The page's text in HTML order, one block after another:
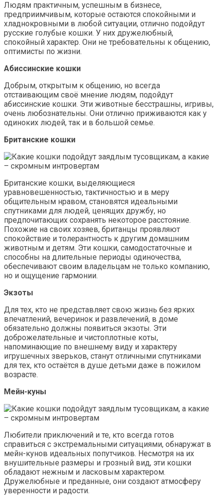
Людям практичным, успешным в бизнесе,
предприимчивым, которые остаются спокойными и
хладнокровными в любой ситуации, отлично подойдут
русские голубые кошки. У них дружелюбный,
спокойный характер. Они не требовательны к общению,
оптимисты по жизни.
Абиссинские кошки
Добрым, открытым к общению, но всегда
отстаивающим своё мнение людям, подойдут
абиссинские кошки. Эти животные бесстрашны, игривы,
очень любознательны. Они отлично приживаются как у
одиноких людей, так и в большой семье.
Британские кошки
Британские кошки, выделяющиеся
уравновешенностью, тактичностью и в меру
общительным нравом, становятся идеальными
спутниками для людей, ценящих дружбу, но
предпочитающих сохранять некоторое расстояние.
Похожие на своих хозяев, британцы проявляют
спокойствие и толерантность к другим домашним
животным и детям. Эти кошки, самодостаточные и
способны на длительные периоды одиночества,
обеспечивают своим владельцам не только компанию,
но и ощущение гармонии.
Экзоты
Для тех, кто не представляет свою жизнь без ярких
впечатлений, вечеринок и развлечений, в доме
обязательно должны появиться экзоты. Эти
доброжелательные и чистоплотные коты,
напоминающие по внешнему виду и характеру
игрушечных зверьков, станут отличными спутниками
для тех, кто остаётся в душе детьми даже в пожилом
возрасте.
Мейн-куны
Любители приключений и те, кто всегда готов
справиться с экстремальными ситуациями, обнаружат в
мейн-кунов идеальных попутчиков. Несмотря на их
внушительные размеры и грозный вид, эти кошки
обладают нежным и ласковым характером.
Дружелюбные и преданные, они создают атмосферу
уверенности и радости.